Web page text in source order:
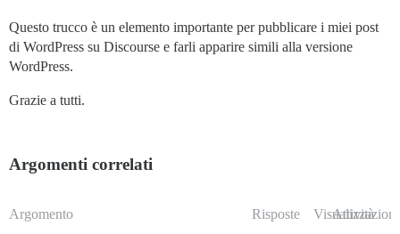
Questo trucco è un elemento importante per pubblicare i miei post
di WordPress su Discourse e farli apparire simili alla versione
WordPress.
Grazie a tutti.
Argomenti correlati
Argomento Risposte Visualizzazioni
Attività